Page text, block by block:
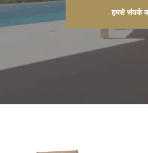
हमसे संपर्क